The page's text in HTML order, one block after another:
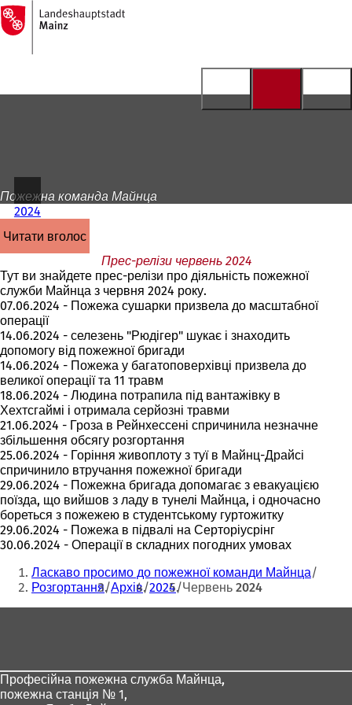
Перейти до змісту
На
головну
сторінку
Пожежна команда Майнца
2024
читати вголос
Прес-релізи червень 2024
Тут ви знайдете прес-релізи про діяльність пожежної
служби Майнца з червня 2024 року.
07.06.2024 - Пожежа сушарки призвела до масштабної
операції
14.06.2024 - селезень "Рюдігер" шукає і знаходить
допомогу від пожежної бригади
14.06.2024 - Пожежа у багатоповерхівці призвела до
великої операції та 11 травм
18.06.2024 - Людина потрапила під вантажівку в
Хехтсгаймі і отримала серйозні травми
21.06.2024 - Гроза в Рейнхессені спричинила незначне
збільшення обсягу розгортання
25.06.2024 - Горіння живоплоту з туї в Майнц-Драйсі
спричинило втручання пожежної бригади
29.06.2024 - Пожежна бригада допомагає з евакуацією
поїзда, що вийшов з ладу в тунелі Майнца, і одночасно
бореться з пожежею в студентському гуртожитку
29.06.2024 - Пожежа в підвалі на Серторіусрінг
30.06.2024 - Операції в складних погодних умовах
Ти
тут:
Ласкаво просимо до пожежної команди Майнца
Розгортання Архів 2024 Червень 2024
Професійна пожежна служба Майнца,
пожежна станція № 1,